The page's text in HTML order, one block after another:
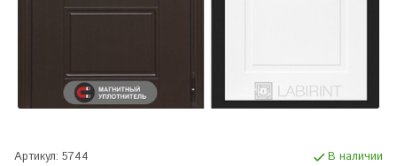
Артикул: 5744 В наличии